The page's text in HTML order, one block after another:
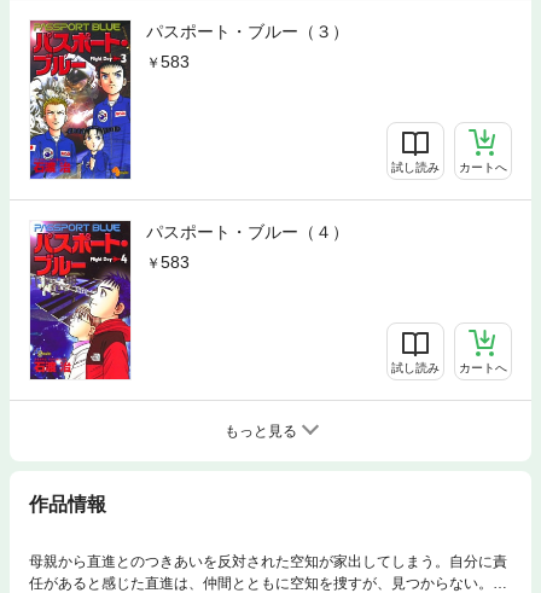
パスポート・ブルー（３）
583
試し読み カートへ
パスポート・ブルー（４）
583
試し読み カートへ
もっと見る
作品情報
母親から直進とのつきあいを反対された空知が家出してしまう。自分に責
任があると感じた直進は、仲間とともに空知を捜すが、見つからない。空